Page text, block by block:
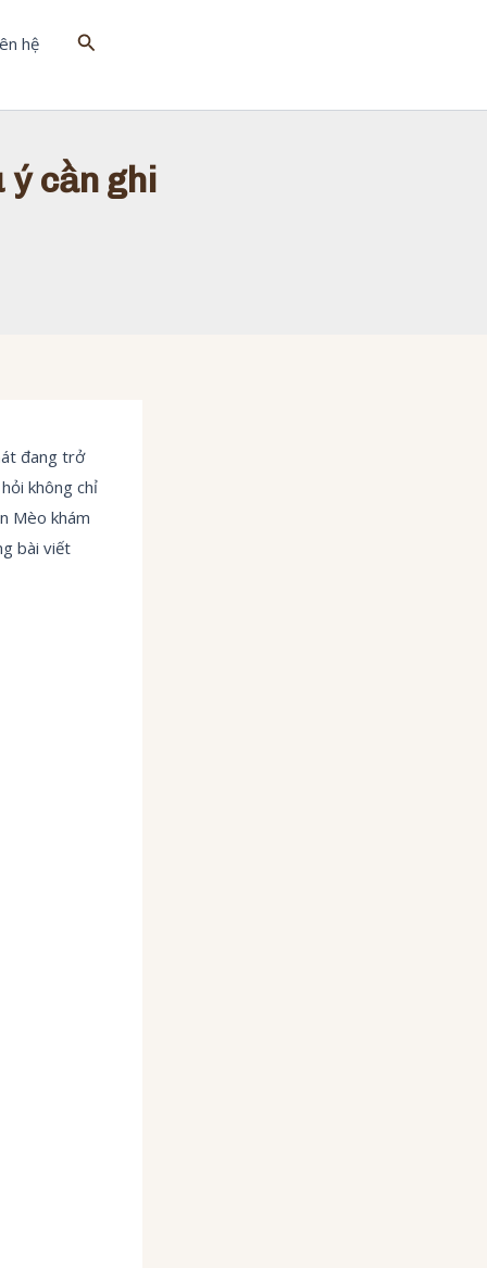
hệ
Tìm
ý cần ghi
đang trở
không chỉ
Mèo khám
bài viết